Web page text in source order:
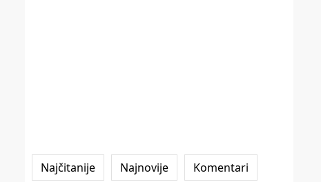
Najčitanije Najnovije Komentari